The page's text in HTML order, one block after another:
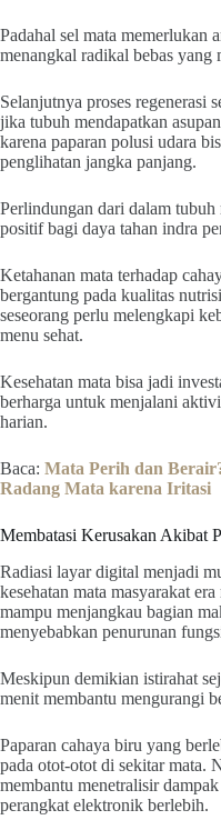
Padahal sel mata memerlukan
menangkal radikal bebas yang
Selanjutnya proses regenerasi
jika tubuh mendapatkan
karena paparan polusi udara
penglihatan jangka panjang.
Perlindungan dari dalam
positif bagi daya tahan indra
Ketahanan mata terhadap
bergantung pada kualitas
seseorang perlu melengkapi
menu sehat.
Kesehatan mata bisa jadi
berharga untuk menjalani
harian.
Baca: Mata Perih dan
Radang Mata karena Iritasi
Membatasi Kerusakan Akibat
Radiasi layar digital menjadi
kesehatan mata masyarakat
mampu menjangkau bagian
menyebabkan penurunan
Meskipun demikian istirahat
menit membantu mengurangi
Paparan cahaya biru yang
pada otot-otot di sekitar mata.
membantu menetralisir
perangkat elektronik berlebih.